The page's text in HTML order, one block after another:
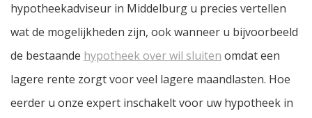
hypotheekadviseur in Middelburg u precies vertellen
wat de mogelijkheden zijn, ook wanneer u bijvoorbeeld
de bestaande hypotheek over wil sluiten omdat een
lagere rente zorgt voor veel lagere maandlasten. Hoe
eerder u onze expert inschakelt voor uw hypotheek in